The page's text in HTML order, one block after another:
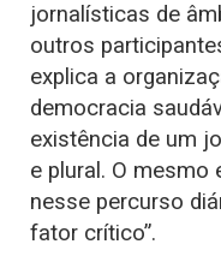
jornalísticas de
outros
explica a
democracia
existência de um
e plural. O mesmo
nesse percurso
fator crítico”.